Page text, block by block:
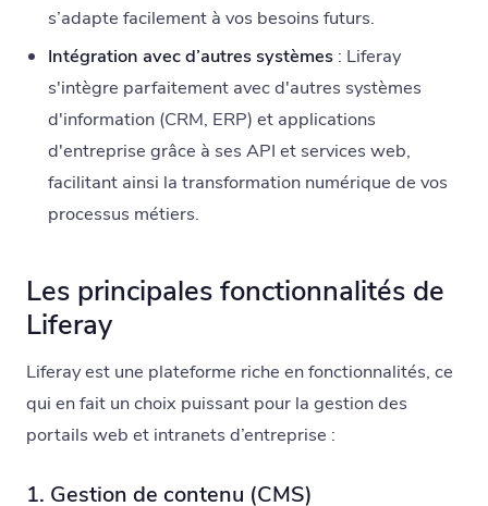
s’adapte facilement à vos besoins futurs.
Intégration avec d’autres systèmes: Liferay
s'intègre parfaitement avec d'autres systèmes
d'information (CRM, ERP) et applications
d'entreprise grâce à ses API et services web,
facilitant ainsi la transformation numérique de vos
processus métiers.
Les principales fonctionnalités de
Liferay
Liferay est une plateforme riche en fonctionnalités, ce
qui en fait un choix puissant pour la gestion des
portails web et intranets d’entreprise :
1. Gestion de contenu (CMS)